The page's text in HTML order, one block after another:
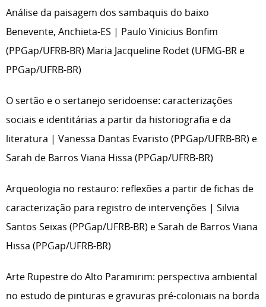
Análise da paisagem dos sambaquis do baixo
Benevente, Anchieta-ES | Paulo Vinicius Bonfim
(PPGap/UFRB-BR) Maria Jacqueline Rodet (UFMG-BR e
PPGap/UFRB-BR)
O sertão e o sertanejo seridoense: caracterizações
sociais e identitárias a partir da historiografia e da
literatura | Vanessa Dantas Evaristo (PPGap/UFRB-BR) e
Sarah de Barros Viana Hissa (PPGap/UFRB-BR)
Arqueologia no restauro: reflexões a partir de fichas de
caracterização para registro de intervenções | Silvia
Santos Seixas (PPGap/UFRB-BR) e Sarah de Barros Viana
Hissa (PPGap/UFRB-BR)
Arte Rupestre do Alto Paramirim: perspectiva ambiental
no estudo de pinturas e gravuras pré-coloniais na borda